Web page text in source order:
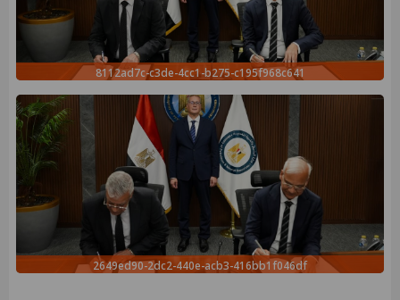
8112ad7c-c3de-4cc1-b275-c195f968c641
2649ed90-2dc2-440e-acb3-416bb1f046df